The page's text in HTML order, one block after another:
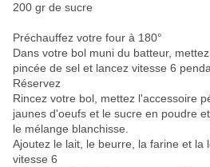
200 gr de sucre
Préchauffez votre four à 180°
Dans votre bol muni du batteur,
pincée de sel et lancez vitesse 6
Réservez
Rincez votre bol, mettez l'accessoire
jaunes d'oeufs et le sucre en poudre
le mélange blanchisse.
Ajoutez le lait, le beurre, la farine et la
vitesse 6